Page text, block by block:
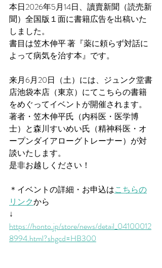
本日2026年5月14日、讀賣新聞（読売新
聞）全国版１面に書籍広告を出稿いた
しました。
書目は笠木伸平 著『薬に頼らず対話に
よって病気を治す本』です。
来月6月20日（土）には、ジュンク堂書
店池袋本店（東京）にてこちらの書籍
をめぐってイベントが開催されます。
著者・笠木伸平氏（内科医・医学博
士）と森川すいめい氏（精神科医・オ
ープンダイアローグトレーナー）が対
談いたします。
是非お越しください！
＊イベントの詳細・お申込はこちらの
リンクから
↓
https://honto.jp/store/news/detail_04100012
8994.html?shgcd=HB300